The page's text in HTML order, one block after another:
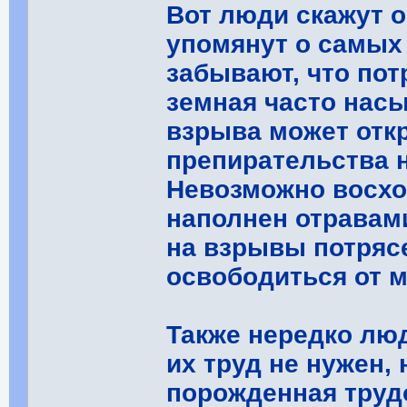
Вот люди скажут
упомянут о самых
забывают, что
земная часто
взрыва может
препирательства
Невозможно
наполнен
на взрывы
освободиться от
Также нередко
их труд не нужен,
порожденная